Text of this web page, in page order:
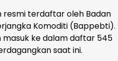
resmi terdaftar oleh Badan
Komoditi (Bappebti).
ke dalam daftar 545
saat ini.